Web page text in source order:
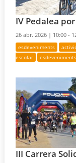
IV Pedalea
26 abr. 2026 | 10:00 -
esdeveniments
escolar
III Carrera